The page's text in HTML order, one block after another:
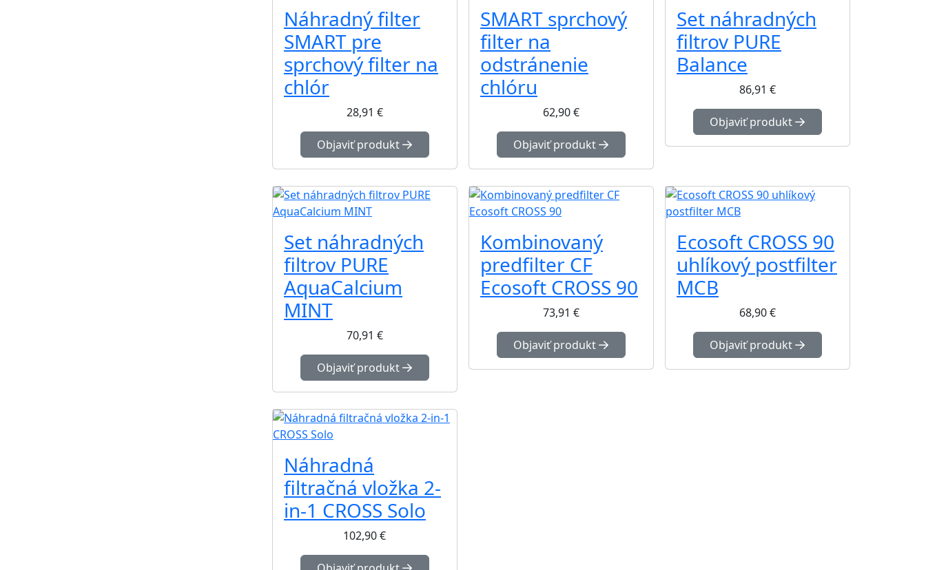
Náhradný filter
SMART pre
sprchový filter na
chlór
28,91 €
Objaviť produkt
SMART sprchový
filter na
odstránenie
chlóru
62,90€
Objaviť produkt
Set náhradných
filtrov PURE
Balance
86,91 €
Objaviť produkt
Set náhradných
filtrov PURE
AquaCalcium
MINT
70,91 €
Objaviť produkt
Kombinovaný
predfilter CF
Ecosoft CROSS 90
73,91 €
Objaviť produkt
Ecosoft CROSS 90
uhlíkový postfilter
MCB
68,90€
Objaviť produkt
Náhradná
filtračná vložka 2-
in-1 CROSS Solo
102,90€